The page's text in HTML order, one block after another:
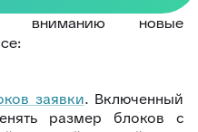
вниманию новые
заявки. Включенный
размер блоков с